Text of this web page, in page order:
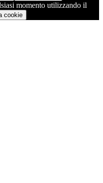
momento utilizzando il
cookie